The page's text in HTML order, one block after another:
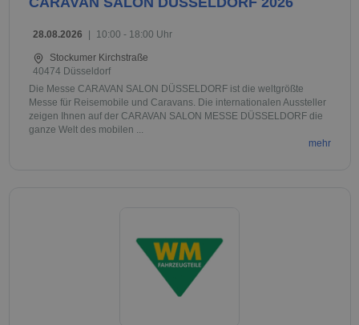
28.08.2026 | 10:00 - 18:00 Uhr
Stockumer Kirchstraße
40474 Düsseldorf
Die Messe CARAVAN SALON DÜSSELDORF ist die weltgrößte
Messe für Reisemobile und Caravans. Die internationalen Aussteller
zeigen Ihnen auf der CARAVAN SALON MESSE DÜSSELDORF die
ganze Welt des mobilen ...
mehr